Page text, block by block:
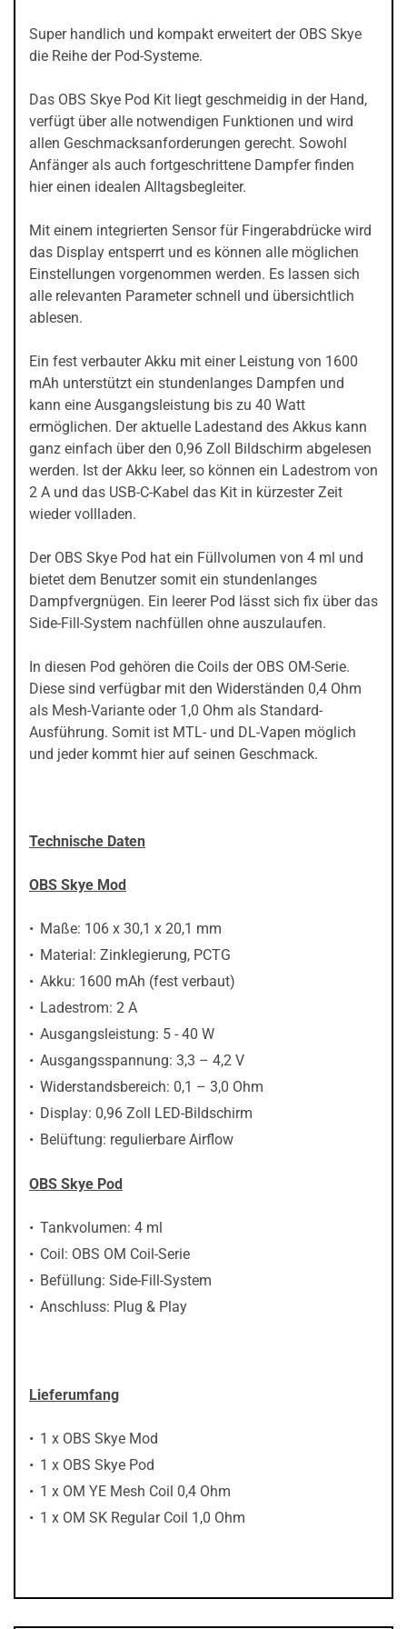
Super handlich und kompakt erweitert der OBS Skye
die Reihe der Pod-Systeme.
Das OBS Skye Pod Kit liegt geschmeidig in der Hand,
verfügt über alle notwendigen Funktionen und wird
allen Geschmacksanforderungen gerecht. Sowohl
Anfänger als auch fortgeschrittene Dampfer finden
hier einen idealen Alltagsbegleiter.
Mit einem integrierten Sensor für Fingerabdrücke wird
das Display entsperrt und es können alle möglichen
Einstellungen vorgenommen werden. Es lassen sich
alle relevanten Parameter schnell und übersichtlich
ablesen.
Ein fest verbauter Akku mit einer Leistung von 1600
mAh unterstützt ein stundenlanges Dampfen und
kann eine Ausgangsleistung bis zu 40 Watt
ermöglichen. Der aktuelle Ladestand des Akkus kann
ganz einfach über den 0,96 Zoll Bildschirm abgelesen
werden. Ist der Akku leer, so können ein Ladestrom von
2 A und das USB-C-Kabel das Kit in kürzester Zeit
wieder vollladen.
Der OBS Skye Pod hat ein Füllvolumen von 4 ml und
bietet dem Benutzer somit ein stundenlanges
Dampfvergnügen. Ein leerer Pod lässt sich fix über das
Side-Fill-System nachfüllen ohne auszulaufen.
In diesen Pod gehören die Coils der OBS OM-Serie.
Diese sind verfügbar mit den Widerständen 0,4 Ohm
als Mesh-Variante oder 1,0 Ohm als Standard-
Ausführung. Somit ist MTL- und DL-Vapen möglich
und jeder kommt hier auf seinen Geschmack.
Technische Daten
OBS Skye Mod
Maße: 106 x 30,1 x 20,1 mm
Material: Zinklegierung, PCTG
Akku: 1600 mAh (fest verbaut)
Ladestrom: 2 A
Ausgangsleistung: 5 - 40 W
Ausgangsspannung: 3,3 – 4,2 V
Widerstandsbereich: 0,1 – 3,0 Ohm
Display: 0,96 Zoll LED-Bildschirm
Belüftung: regulierbare Airflow
OBS Skye Pod
Tankvolumen: 4 ml
Coil: OBS OM Coil-Serie
Befüllung: Side-Fill-System
Anschluss: Plug & Play
Lieferumfang
1 x OBS Skye Mod
1 x OBS Skye Pod
1 x OM YE Mesh Coil 0,4 Ohm
1 x OM SK Regular Coil 1,0 Ohm